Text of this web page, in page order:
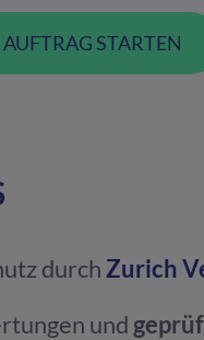
AUFTRAG STARTEN
durchZurich
und